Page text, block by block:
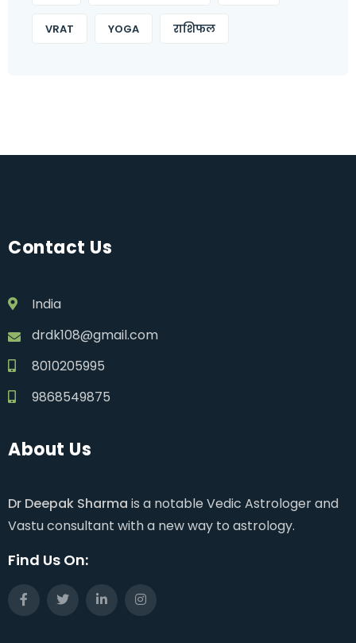
VRAT YOGA राशिफल
Contact Us
India
drdk108@gmail.com
8010205995
9868549875
About Us
Dr Deepak Sharma is a notable Vedic Astrologer and
Vastu consultant with a new way to astrology.
Find Us On: